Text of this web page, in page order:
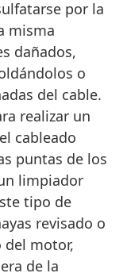
por la
misma
dañados,
o
del cable.
realizar un
cableado
puntas de los
limpiador
tipo de
revisado o
del motor,
de la